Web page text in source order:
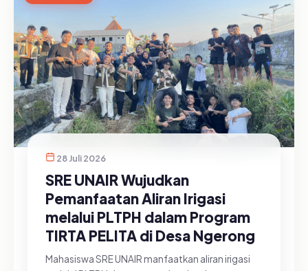
28 Juli 2026
SRE UNAIR Wujudkan
Pemanfaatan Aliran Irigasi
melalui PLTPH dalam Program
TIRTA PELITA di Desa Ngerong
Mahasiswa SRE UNAIR manfaatkan aliran irigasi